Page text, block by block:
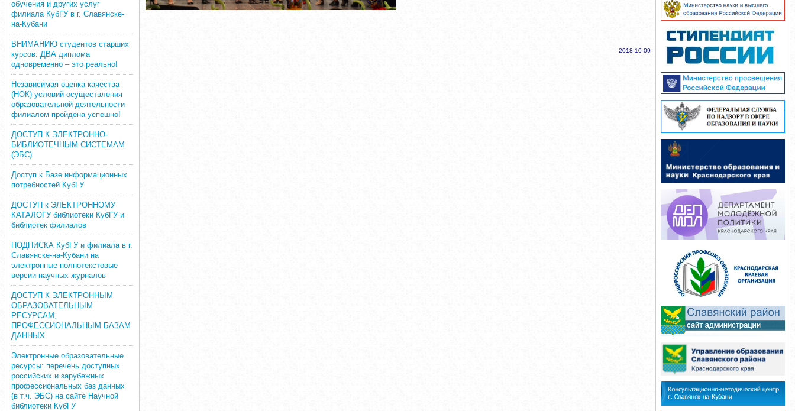
обучения и других услуг
филиала КубГУ в г. Славянске-
на-Кубани
ВНИМАНИЮ студентов старших
курсов: ДВА диплома
одновременно – это реально!
Независимая оценка качества
(НОК) условий осуществления
образовательной деятельности
филиалом пройдена успешно!
ДОСТУП К ЭЛЕКТРОННО-
БИБЛИОТЕЧНЫМ СИСТЕМАМ
(ЭБС)
Доступ к Базе информационных
потребностей КубГУ
ДОСТУП к ЭЛЕКТРОННОМУ
КАТАЛОГУ библиотеки КубГУ и
библиотек филиалов
ПОДПИСКА КубГУ и филиала в г.
Славянске-на-Кубани на
электронные полнотекстовые
версии научных журналов
ДОСТУП К ЭЛЕКТРОННЫМ
ОБРАЗОВАТЕЛЬНЫМ
РЕСУРСАМ,
ПРОФЕССИОНАЛЬНЫМ БАЗАМ
ДАННЫХ
Электронные образовательные
ресурсы: перечень доступных
российских и зарубежных
профессиональных баз данных
(в т.ч. ЭБС) на сайте Научной
библиотеки КубГУ
2018-10-09